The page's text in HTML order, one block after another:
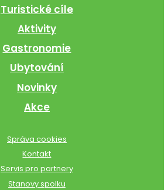
Turistické cíle
Aktivity
Gastronomie
Ubytování
Novinky
Akce
Správa cookies
Kontakt
Servis pro partnery
Stanovy spolku